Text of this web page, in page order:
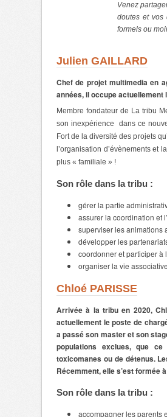
Venez
doutes et vos
formels ou
Julien GAILLARD
Chef de projet multimedia en
années, il occupe actuellement
Membre fondateur de La tribu
son inexpérience dans ce
Fort de la diversité des projets
l’organisation d’évènements
plus « familiale » !
Son rôle dans la tribu :
gérer la partie
assurer la coordination et
superviser les animations
développer les
coordonner et participer à
organiser la vie associative
Chloé PARISSE
Arrivée à la tribu en 2020,
actuellement le poste de
a passé son master et son
populations exclues, que
toxicomanes ou de détenus.
Récemment, elle s’est formée
Son rôle dans la tribu :
accompagner les parents